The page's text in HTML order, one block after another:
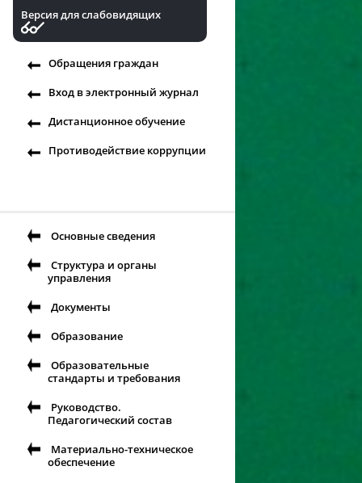
Версия для слабовидящих
Обращения граждан
Вход в электронный журнал
Дистанционное обучение
Противодействие коррупции
Основные сведения
Структура и органы
управления
Документы
Образование
Образовательные
стандарты и требования
Руководство.
Педагогический состав
Материально-техническое
обеспечение